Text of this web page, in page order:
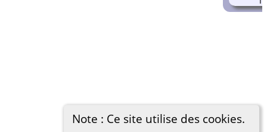
Note : Ce site utilise des cookies.